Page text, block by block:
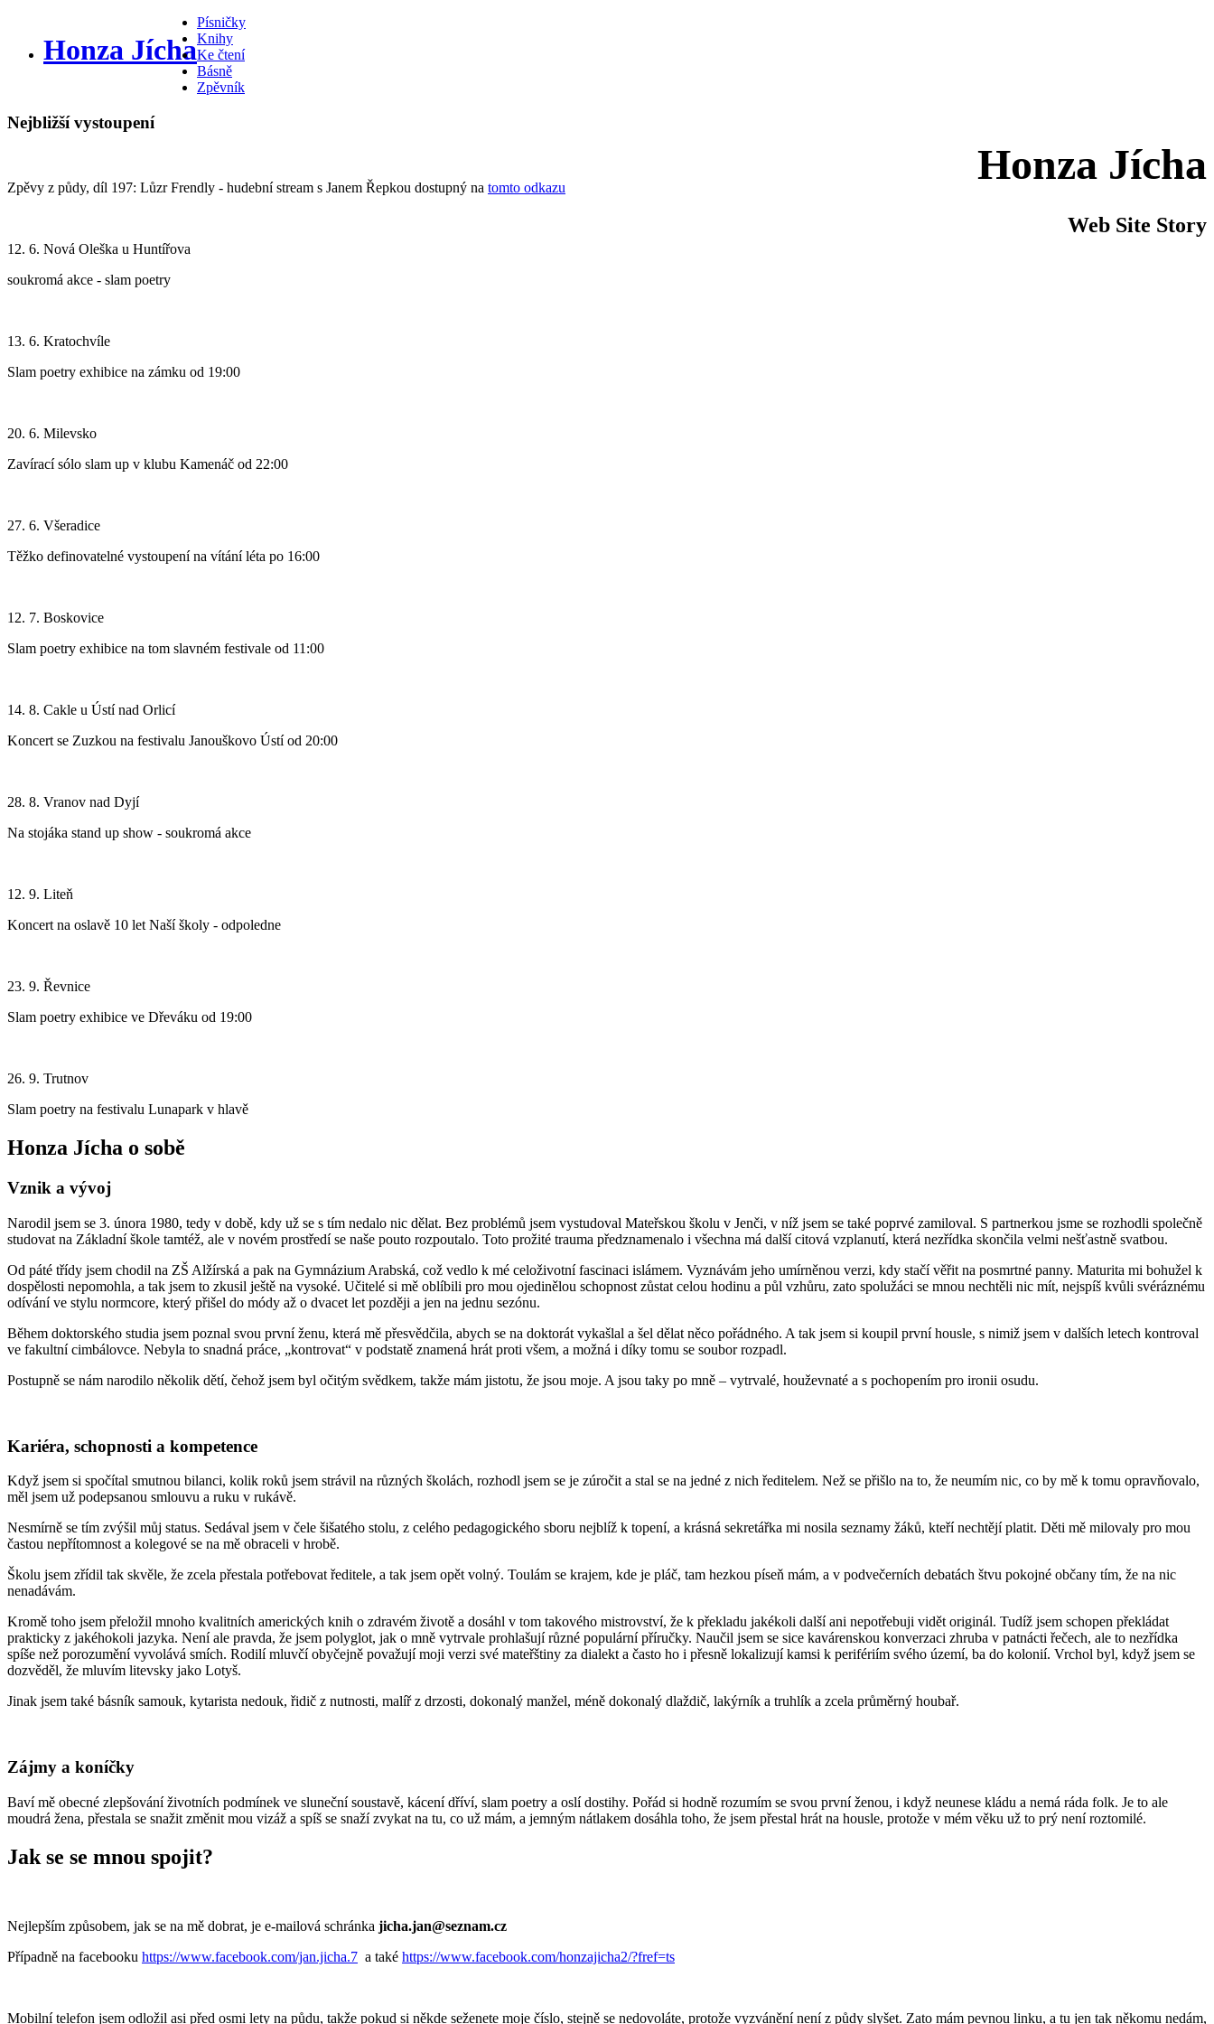
Honza Jícha
Písničky
Knihy
Ke čtení
Básně
Zpěvník
Honza Jícha
Web Site Story
Nejbližší vystoupení
Zpěvy z půdy, díl 197: Lůzr Frendly - hudební stream s Janem Řepkou dostupný na tomto odkazu
12. 6. Nová Oleška u Huntířova
soukromá akce - slam poetry
13. 6. Kratochvíle
Slam poetry exhibice na zámku od 19:00
20. 6. Milevsko
Zavírací sólo slam up v klubu Kamenáč od 22:00
27. 6. Všeradice
Těžko definovatelné vystoupení na vítání léta po 16:00
12. 7. Boskovice
Slam poetry exhibice na tom slavném festivale od 11:00
14. 8. Cakle u Ústí nad Orlicí
Koncert se Zuzkou na festivalu Janouškovo Ústí od 20:00
28. 8. Vranov nad Dyjí
Na stojáka stand up show - soukromá akce
12. 9. Liteň
Koncert na oslavě 10 let Naší školy - odpoledne
23. 9. Řevnice
Slam poetry exhibice ve Dřeváku od 19:00
26. 9. Trutnov
Slam poetry na festivalu Lunapark v hlavě
Honza Jícha o sobě
Vznik a vývoj
Narodil jsem se 3. února 1980, tedy v době, kdy už se s tím nedalo nic dělat. Bez problémů jsem vystudoval Mateřskou školu v Jenči, v níž jsem se také poprvé zamiloval. S partnerkou jsme se rozhodli společně
studovat na Základní škole tamtéž, ale v novém prostředí se naše pouto rozpoutalo. Toto prožité trauma předznamenalo i všechna má další citová vzplanutí, která nezřídka skončila velmi nešťastně svatbou.
Od páté třídy jsem chodil na ZŠ Alžírská a pak na Gymnázium Arabská, což vedlo k mé celoživotní fascinaci islámem. Vyznávám jeho umírněnou verzi, kdy stačí věřit na posmrtné panny. Maturita mi bohužel k
dospělosti nepomohla, a tak jsem to zkusil ještě na vysoké. Učitelé si mě oblíbili pro mou ojedinělou schopnost zůstat celou hodinu a půl vzhůru, zato spolužáci se mnou nechtěli nic mít, nejspíš kvůli svéráznému
odívání ve stylu normcore, který přišel do módy až o dvacet let později a jen na jednu sezónu.
Během doktorského studia jsem poznal svou první ženu, která mě přesvědčila, abych se na doktorát vykašlal a šel dělat něco pořádného. A tak jsem si koupil první housle, s nimiž jsem v dalších letech kontroval
ve fakultní cimbálovce. Nebyla to snadná práce, „kontrovat“ v podstatě znamená hrát proti všem, a možná i díky tomu se soubor rozpadl.
Postupně se nám narodilo několik dětí, čehož jsem byl očitým svědkem, takže mám jistotu, že jsou moje. A jsou taky po mně – vytrvalé, houževnaté a s pochopením pro ironii osudu.
Kariéra, schopnosti a kompetence
Když jsem si spočítal smutnou bilanci, kolik roků jsem strávil na různých školách, rozhodl jsem se je zúročit a stal se na jedné z nich ředitelem. Než se přišlo na to, že neumím nic, co by mě k tomu opravňovalo,
měl jsem už podepsanou smlouvu a ruku v rukávě.
Nesmírně se tím zvýšil můj status. Sedával jsem v čele šišatého stolu, z celého pedagogického sboru nejblíž k topení, a krásná sekretářka mi nosila seznamy žáků, kteří nechtějí platit. Děti mě milovaly pro mou
častou nepřítomnost a kolegové se na mě obraceli v hrobě.
Školu jsem zřídil tak skvěle, že zcela přestala potřebovat ředitele, a tak jsem opět volný. Toulám se krajem, kde je pláč, tam hezkou píseň mám, a v podvečerních debatách štvu pokojné občany tím, že na nic
nenadávám.
Kromě toho jsem přeložil mnoho kvalitních amerických knih o zdravém životě a dosáhl v tom takového mistrovství, že k překladu jakékoli další ani nepotřebuji vidět originál. Tudíž jsem schopen překládat
prakticky z jakéhokoli jazyka. Není ale pravda, že jsem polyglot, jak o mně vytrvale prohlašují různé populární příručky. Naučil jsem se sice kavárenskou konverzaci zhruba v patnácti řečech, ale to nezřídka
spíše než porozumění vyvolává smích. Rodilí mluvčí obyčejně považují moji verzi své mateřštiny za dialekt a často ho i přesně lokalizují kamsi k perifériím svého území, ba do kolonií. Vrchol byl, když jsem se
dozvěděl, že mluvím litevsky jako Lotyš.
Jinak jsem také básník samouk, kytarista nedouk, řidič z nutnosti, malíř z drzosti, dokonalý manžel, méně dokonalý dlaždič, lakýrník a truhlík a zcela průměrný houbař.
Zájmy a koníčky
Baví mě obecné zlepšování životních podmínek ve sluneční soustavě, kácení dříví, slam poetry a oslí dostihy. Pořád si hodně rozumím se svou první ženou, i když neunese kládu a nemá ráda folk. Je to ale
moudrá žena, přestala se snažit změnit mou vizáž a spíš se snaží zvykat na tu, co už mám, a jemným nátlakem dosáhla toho, že jsem přestal hrát na housle, protože v mém věku už to prý není roztomilé.
Jak se se mnou spojit?
Nejlepším způsobem, jak se na mě dobrat, je e-mailová schránka jicha.jan@seznam.cz
Případně na facebooku https://www.facebook.com/jan.jicha.7 a také https://www.facebook.com/honzajicha2/?fref=ts
Mobilní telefon jsem odložil asi před osmi lety na půdu, takže pokud si někde seženete moje číslo, stejně se nedovoláte, protože vyzvánění není z půdy slyšet. Zato mám pevnou linku, a tu jen tak někomu nedám,